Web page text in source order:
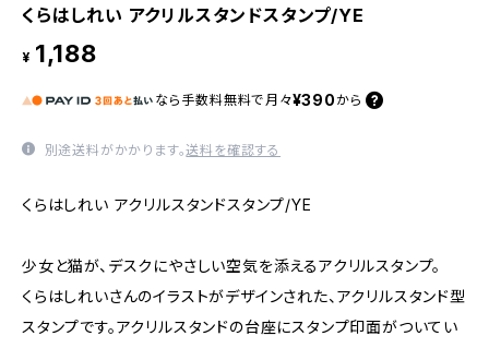
くらはしれい アクリルスタンドスタンプ/YE
¥ 1,188
なら 手数料無料で 月々¥390 から
別途送料がかかります。送料を確認する
くらはしれい アクリルスタンドスタンプ/YE
少女と猫が、デスクにやさしい空気を添えるアクリルスタンプ。
くらはしれいさんのイラストがデザインされた、アクリルスタンド型
スタンプです。アクリルスタンドの台座にスタンプ印面がついてい